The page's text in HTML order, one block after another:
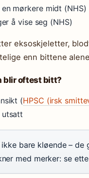
mørkere midt (NHS)
å vise seg (NHS)
eksoskjeletter,
enn bittene
blir oftest bitt?
(HPSC (irsk
utsatt
bare kløende –
med merker: se